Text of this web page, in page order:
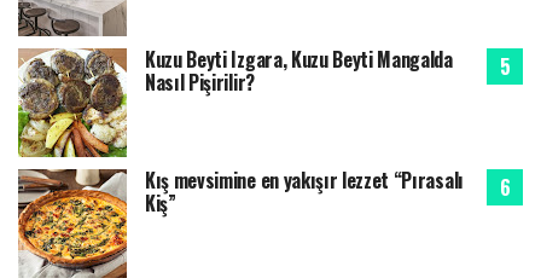
Kuzu Beyti Izgara, Kuzu Beyti Mangalda
Nasıl Pişirilir?
Kış mevsimine en yakışır lezzet “Pırasalı
Kiş”